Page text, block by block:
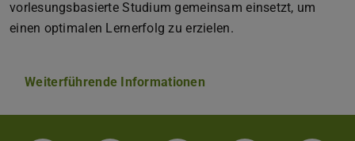
vorlesungsbasierte Studium gemeinsam einsetzt, um
einen optimalen Lernerfolg zu erzielen.
Weiterführende Informationen